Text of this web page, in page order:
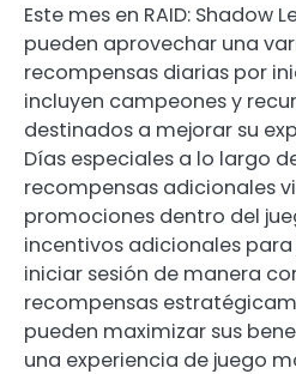
Este mes en RAID: Shadow
pueden aprovechar una
recompensas diarias por
incluyen campeones y
destinados a mejorar su
Días especiales a lo largo
recompensas adicionales
promociones dentro del
incentivos adicionales
iniciar sesión de manera
recompensas
pueden maximizar sus
una experiencia de juego